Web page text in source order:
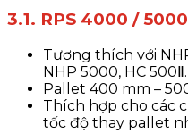
3.1. RPS 4000 /
Tương thích với
NHP 5000, HC 500Ⅱ.
Pallet 400 mm –
Thích hợp cho các
tốc độ thay pallet